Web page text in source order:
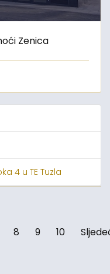
Zenica
4 u TE Tuzla
8 9 10